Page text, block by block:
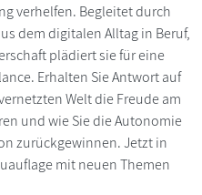
verhelfen. Begleitet durch
dem digitalen Alltag in Beruf,
plädiert sie für eine
Erhalten Sie Antwort auf
Welt die Freude am
und wie Sie die Autonomie
zurückgewinnen. Jetzt in
mit neuen Themen